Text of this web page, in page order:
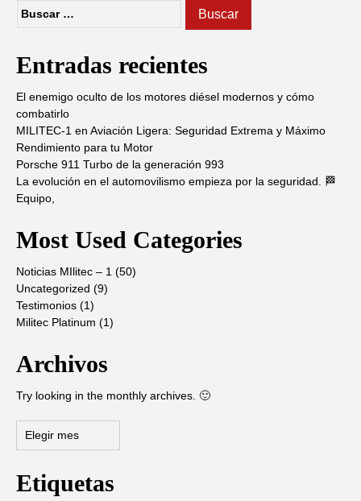
Entradas recientes
El enemigo oculto de los motores diésel modernos y cómo
combatirlo
MILITEC-1 en Aviación Ligera: Seguridad Extrema y Máximo
Rendimiento para tu Motor
Porsche 911 Turbo de la generación 993
La evolución en el automovilismo empieza por la seguridad. 🏁
Equipo,
Most Used Categories
Noticias MIlitec – 1 (50)
Uncategorized (9)
Testimonios (1)
Militec Platinum (1)
Archivos
Try looking in the monthly archives. 🙂
Etiquetas